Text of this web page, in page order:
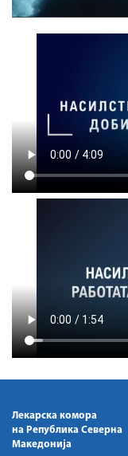
Лекарска комора
на Република Северна
Македонија